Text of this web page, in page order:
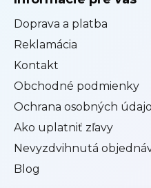
Doprava a platba
Reklamácia
Kontakt
Obchodné podmienky
Ochrana osobných
Ako uplatniť zľavy
Nevyzdvihnutá
Blog